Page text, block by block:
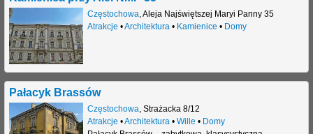
j
Częstochowa Aleja Najświętszej Maryi Panny 35
Atrakcje •Architektura • Kamienice • Domy
Pałacyk Brassów
Częstochowa Strażacka 8/12
Atrakcje •Architektura • Wille • Domy